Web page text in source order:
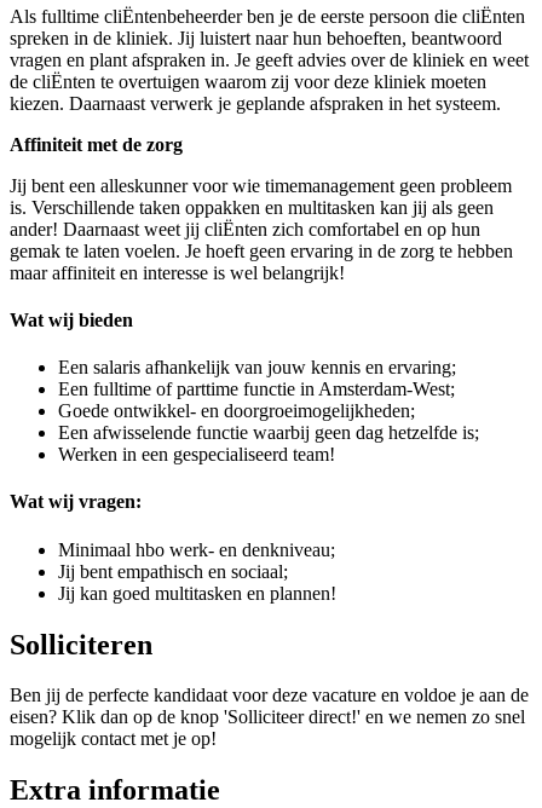
Als fulltime cliËntenbeheerder ben je de eerste persoon die cliËnten
spreken in de kliniek. Jij luistert naar hun behoeften, beantwoord
vragen en plant afspraken in. Je geeft advies over de kliniek en weet
de cliËnten te overtuigen waarom zij voor deze kliniek moeten
kiezen. Daarnaast verwerk je geplande afspraken in het systeem.
Affiniteit met de zorg
Jij bent een alleskunner voor wie timemanagement geen probleem
is. Verschillende taken oppakken en multitasken kan jij als geen
ander! Daarnaast weet jij cliËnten zich comfortabel en op hun
gemak te laten voelen. Je hoeft geen ervaring in de zorg te hebben
maar affiniteit en interesse is wel belangrijk!
Wat wij bieden
Een salaris afhankelijk van jouw kennis en ervaring;
Een fulltime of parttime functie in Amsterdam-West;
Goede ontwikkel- en doorgroeimogelijkheden;
Een afwisselende functie waarbij geen dag hetzelfde is;
Werken in een gespecialiseerd team!
Wat wij vragen:
Minimaal hbo werk- en denkniveau;
Jij bent empathisch en sociaal;
Jij kan goed multitasken en plannen!
Solliciteren
Ben jij de perfecte kandidaat voor deze vacature en voldoe je aan de
eisen? Klik dan op de knop 'Solliciteer direct!' en we nemen zo snel
mogelijk contact met je op!
Extra informatie